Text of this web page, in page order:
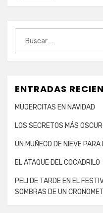
ENTRADAS
MUJERCITAS EN NAVIDAD
LOS SECRETOS MÁS
UN MUÑECO DE NIEVE
EL ATAQUE DEL COCADRILO
PELI DE TARDE EN EL
SOMBRAS DE UN